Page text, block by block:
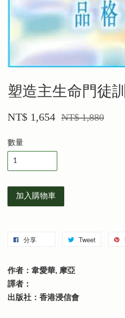
塑造主生命門徒
NT$ 1,654 NT$ 1,880
數量
加入購物車
分享 Tweet
作者：韋愛華, 摩亞
譯者：
出版社：香港浸信會